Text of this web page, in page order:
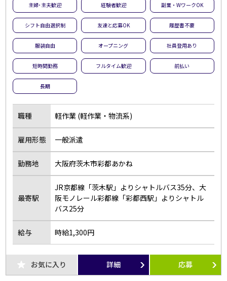
主婦･主夫歓迎 経験者歓迎 副業・WワークOK
シフト自由選択制 友達と応募OK 履歴書不要
服装自由 オープニング 社員登用あり
短時間勤務 フルタイム歓迎 前払い
長期
職種 軽作業 (軽作業・物流系)
雇用形態 一般派遣
勤務地 大阪府茨木市彩都あかね
最寄駅
JR京都線「茨木駅」よりシャトルバス35分、大
阪モノレール彩都線「彩都西駅」よりシャトル
バス25分
給与 時給1,300円
お気に入り 詳細 応募